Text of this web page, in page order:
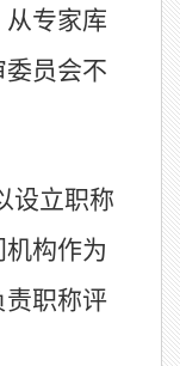
专家库
员会不
设立职称
构作为
责职称评